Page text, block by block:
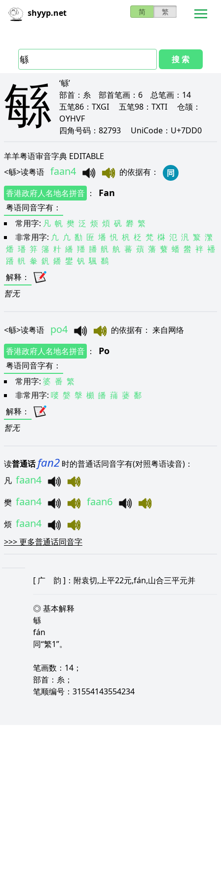
shyyp.net 简 繁
搜 索
緐
‘緐’
部首： 糸 部首笔画： 6 总笔画： 14
五笔86： TXGI 五笔98： TXTI 仓颉：
OYHVF
四角号码： 82793 UniCode： U+7DD0
羊羊粤语审音字典 EDITABLE
<緐>读粤语 faan4 的依据有 ：
同
香港政府人名地名拼音 ： Fan
粤语同音字有 ：
常用字: 凡 帆 樊 泛 烦 煩 矾 礬 繁
非常用字: 凢 凣 勫 匥 墦 忛 杋 柉 梵 棥 氾 汎 瀪 瀿
燔 璠 笲 籓 籵 繙 羳 膰 舤 舧 蕃 薠 藩 蘩 蟠 蠜 袢 襎
蹯 軓 軬 釩 鐇 鐢 钒 颿 鷭
解释 ：
暂无
<緐>读粤语 po4 的依据有 ： 来自网络
香港政府人名地名拼音 ： Po
粤语同音字有 ：
常用字: 婆 番 繁
非常用字: 嘙 媻 搫 櫇 皤 蒱 蔢 鄱
解释 ：
暂无
读普通话 fan2 时的普通话同音字有(对照粤语读音)：
凡 faan4
樊 faan4 faan6
烦 faan4
>>>更多普通话同音字
[ 广 韵 ]：附袁切,上平22元,fán,山合三平元并
◎ 基本解释
緐
fán
同“繁1”。
笔画数：14；
部首：糸；
笔顺编号：31554143554234